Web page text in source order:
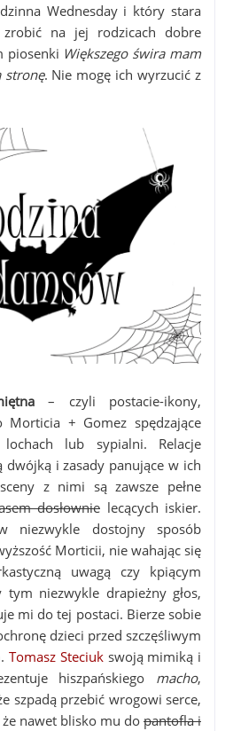
Wednesday i który stara
na jej rodzicach dobre
piosenki Większego świra mam
stronę. Nie mogę ich wyrzucić z
– czyli postacie-ikony,
Morticia + Gomez spędzające
lub sypialni. Relacje
dwójką i zasady panujące w ich
z nimi są zawsze pełne
dosłownie lecących iskier.
niezwykle dostojny sposób
Morticii, nie wahając się
uwagą czy kpiącym
niezwykle drapieżny głos,
mi do tej postaci. Bierze sobie
dzieci przed szczęśliwym
Tomasz Steciukswoją mimiką i
hiszpańskiego macho,
szpadą przebić wrogowi serce,
nawet blisko mu do pantofla i